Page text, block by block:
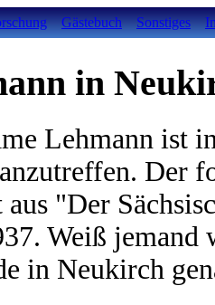
Gästebuch Sonstiges
in
Lehmann ist
Der
aus "Der
Weiß jemand
in Neukirch